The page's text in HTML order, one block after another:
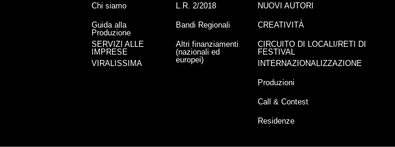
Chi siamo
Guida alla
Produzione
SERVIZI ALLE
IMPRESE
VIRALISSIMA
L.R. 2/2018
Bandi Regionali
Altri finanziamenti
(nazionali ed
europei)
NUOVI AUTORI
CREATIVITÀ
CIRCUITO DI LOCALI/RETI DI
FESTIVAL
INTERNAZIONALIZZAZIONE
Produzioni
Call & Contest
Residenze